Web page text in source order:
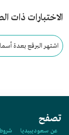
الاختبارات ذات
اشتهر البرقع بعدة
تصفح
عن سعوديبيديا